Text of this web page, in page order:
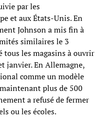
par les
et aux États-Unis. En
Johnson a mis fin à
similaires le 3
tous les magasins à ouvrir
janvier. En Allemagne,
comme un modèle
plus de 500
a refusé de fermer
ou les écoles.